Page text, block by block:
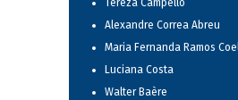
Tereza Campello
Alexandre Correa Abreu
Maria Fernanda Ramos
Luciana Costa
Walter Baère